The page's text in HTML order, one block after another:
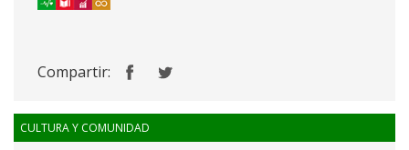
Compartir:
CULTURA Y COMUNIDAD